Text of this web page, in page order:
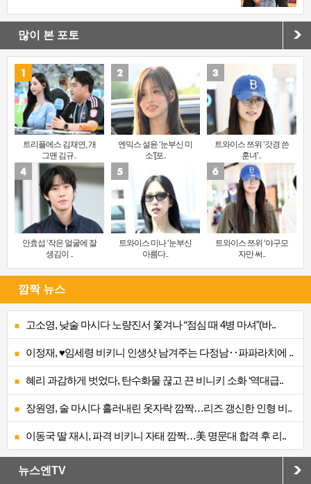
많이 본 포토
트리플에스 김채연, 개
그맨 김규..
엔믹스 설윤 ‘눈부신 미
소’[포..
트와이스 쯔위 ‘갓경 쓴
훈녀’..
안효섭 ‘작은 얼굴에 잘
생김이 ..
트와이스 미나 ‘눈부신
아름다..
트와이스 쯔위 ‘야구모
자만 써..
깜짝 뉴스
고소영, 낮술 마시다 노량진서 쫓겨나 “점심 때 4병 마셔”(바..
이정재, ♥임세령 비키니 인생샷 남겨주는 다정남‥파파라치에 ..
혜리 과감하게 벗었다, 탄수화물 끊고 끈 비니키 소화 ‘역대급..
장원영, 술 마시다 흘러내린 옷자락 깜짝…리즈 갱신한 인형 비..
이동국 딸 재시, 파격 비키니 자태 깜짝…美 명문대 합격 후 리..
뉴스엔TV